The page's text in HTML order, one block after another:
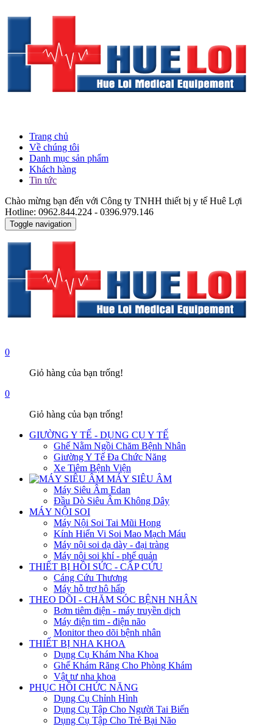
Trang chủ
Về chúng tôi
Danh mục sản phẩm
Khách hàng
Tin tức
Chào mừng bạn đến với Công ty TNHH thiết bị y tế Huê Lợi
Hotline: 0962.844.224 - 0396.979.146
Toggle navigation
0
Giỏ hàng của bạn trống!
0
Giỏ hàng của bạn trống!
GIƯỜNG Y TẾ - DỤNG CỤ Y TẾ
Ghế Nằm Ngồi Chăm Bệnh Nhân
Giường Y Tế Đa Chức Năng
Xe Tiêm Bệnh Viện
MÁY SIÊU ÂM
Máy Siêu Âm Edan
Đầu Dò Siêu Âm Không Dây
MÁY NỘI SOI
Máy Nội Soi Tai Mũi Họng
Kính Hiển Vi Soi Mao Mạch Máu
Máy nội soi dạ dày - đại tràng
Máy nội soi khí - phế quản
THIẾT BỊ HỒI SỨC - CẤP CỨU
Cáng Cứu Thương
Máy hỗ trợ hô hấp
THEO DÕI - CHĂM SÓC BỆNH NHÂN
Bơm tiêm điện - máy truyền dịch
Máy điện tim - điện não
Monitor theo dõi bệnh nhân
THIẾT BỊ NHA KHOA
Dụng Cụ Khám Nha Khoa
Ghế Khám Răng Cho Phòng Khám
Vật tư nha khoa
PHỤC HỒI CHỨC NĂNG
Dụng Cụ Chỉnh Hình
Dụng Cụ Tập Cho Người Tai Biến
Dụng Cụ Tập Cho Trẻ Bại Não